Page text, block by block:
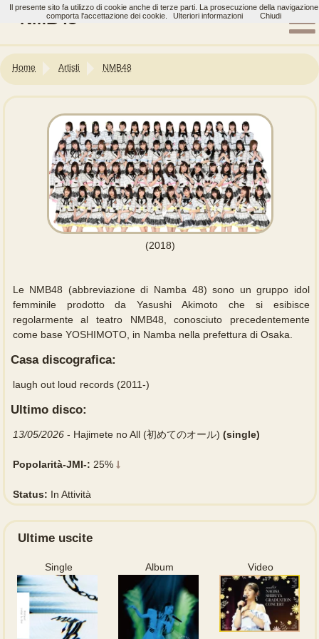
NMB48
Home Artisti NMB48
(2018)
Le NMB48 (abbreviazione di Namba 48) sono un gruppo idol
femminile prodotto da Yasushi Akimoto che si esibisce
regolarmente al teatro NMB48, conosciuto precedentemente
come base YOSHIMOTO, in Namba nella prefettura di Osaka.
Casa discografica:
laugh out loud records (2011-)
Ultimo disco:
13/05/2026- Hajimete no All (初めてのオール) (single)
Popolarità-JMI-: 25%
Status: In Attività
Ultime uscite
Single Album Video
Il presente sito fa utilizzo di cookie anche di terze parti. La prosecuzione della navigazione
comporta l'accettazione dei cookie.
Ulteriori informazioni Chiudi